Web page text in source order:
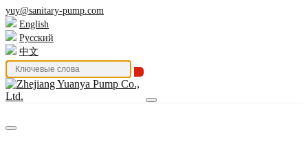
yuy@sanitary-pump.com
English
Русский
中文